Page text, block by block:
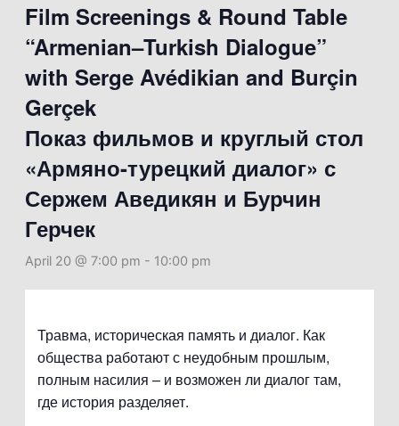
Film Screenings & Round Table
“Armenian–Turkish Dialogue”
with Serge Avédikian and Burçin
Gerçek
Показ фильмов и круглый стол
«Армяно-турецкий диалог» с
Сержем Аведикян и Бурчин
Герчек
April 20 @ 7:00 pm - 10:00 pm
Травма, историческая память и диалог. Как
общества работают с неудобным прошлым,
полным насилия – и возможен ли диалог там,
где история разделяет.